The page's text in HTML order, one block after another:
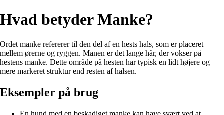
Hvad betyder Manke?
Ordet manke refererer til den del af en hests hals, som er placeret
mellem ørerne og ryggen. Manen er det lange hår, der vokser på
hestens manke. Dette område på hesten har typisk en lidt højere og
mere markeret struktur end resten af halsen.
Eksempler på brug